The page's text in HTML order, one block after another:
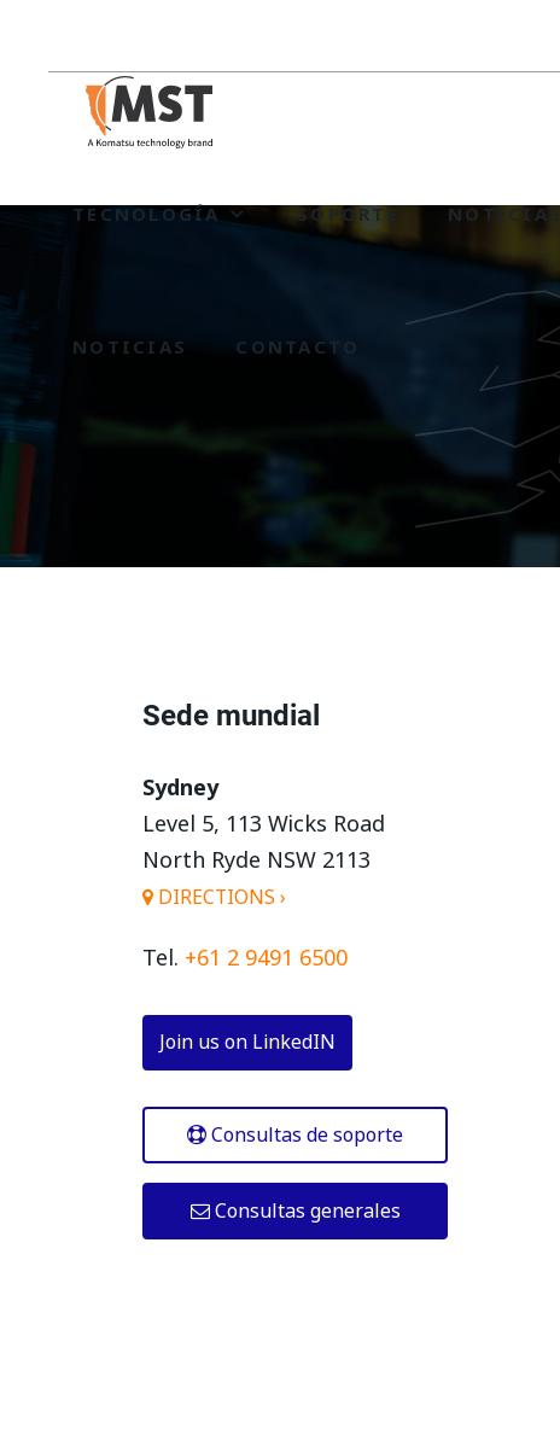
TECNOLOGÍA SOPORTE NOTICIAS
NOTICIAS CONTACTO
Sede mundial
Sydney
Level 5, 113 Wicks Road
North Ryde NSW 2113
DIRECTIONS ›
Tel. +61 2 9491 6500
Join us on LinkedIN
Consultas de soporte
Consultas generales